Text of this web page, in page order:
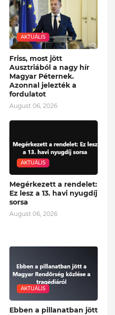
AKTUÁLIS
Friss, most jött
Ausztriából a nagy hír
Magyar Péternek.
Azonnal jelezték a
fordulatot
August 06, 2026
AKTUÁLIS
Megérkezett a rendelet:
Ez lesz a 13. havi nyugdíj
sorsa
August 06, 2026
AKTUÁLIS
Ebben a pillanatban jött